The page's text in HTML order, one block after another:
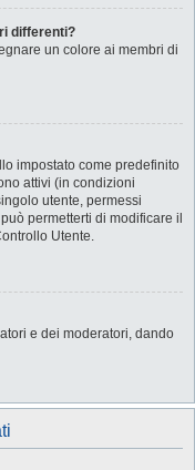
differenti?
un colore ai membri di
impostato come predefinito
attivi (in condizioni
utente, permessi
permetterti di modificare il
Utente.
e dei moderatori, dando